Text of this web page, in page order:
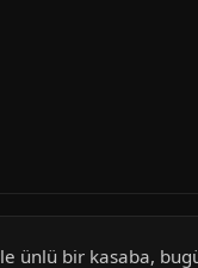
ünlü bir kasaba,